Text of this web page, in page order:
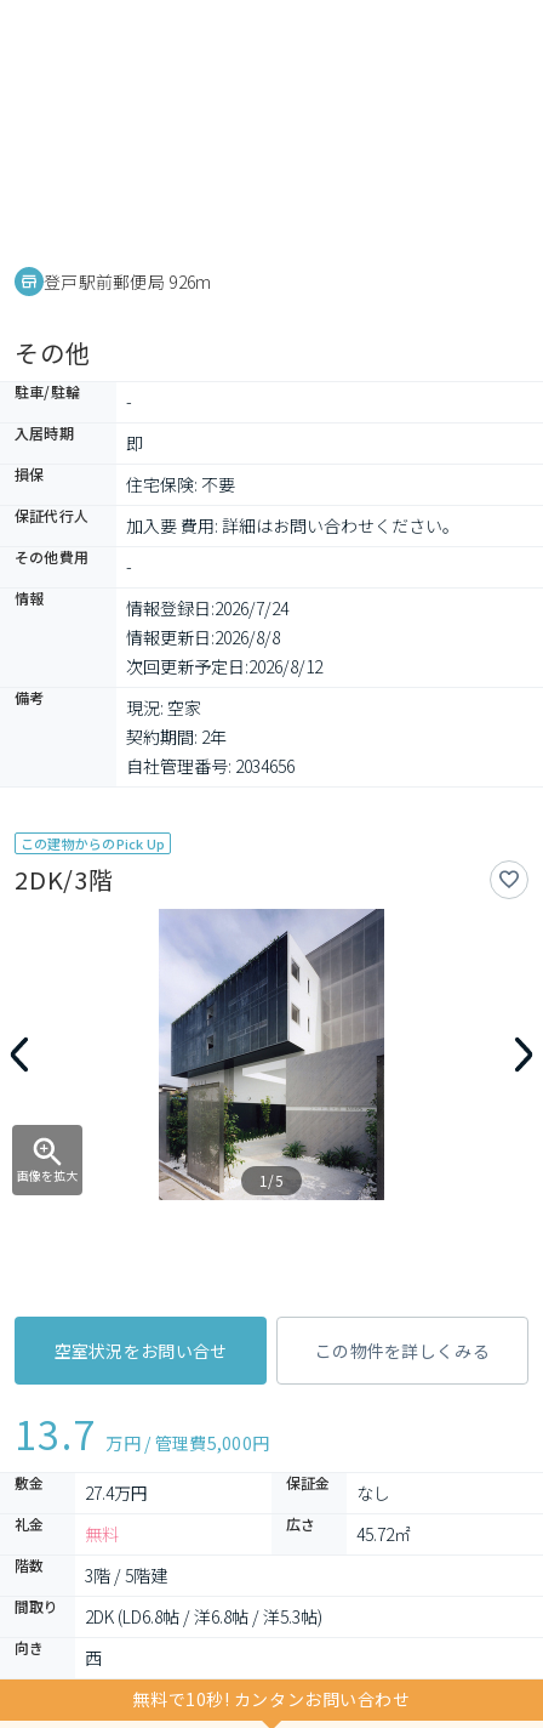
登戸駅前郵便局 926m
その他
駐車/駐輪 -
入居時期 即
損保 住宅保険: 不要
保証代行人 加入要 費用: 詳細はお問い合わせください。
その他費用 -
情報 情報登録日:2026/7/24
情報更新日:2026/8/8
次回更新予定日:2026/8/12
備考
現況: 空家
契約期間: 2年
自社管理番号: 2034656
この建物からのPick Up
2DK/3階
画像を拡大 1/5
空室状況をお問い合せ この物件を詳しくみる
13.7 万円 / 管理費5,000円
敷金 27.4万円 保証金 なし
礼金 無料 広さ 45.72㎡
階数 3階 / 5階建
間取り 2DK (LD6.8帖 / 洋6.8帖 / 洋5.3帖)
向き
西
無料で10秒! カンタンお問い合わせ